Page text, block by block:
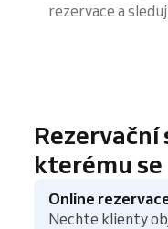
rezervace a
kterému
Online
Nechte klienty